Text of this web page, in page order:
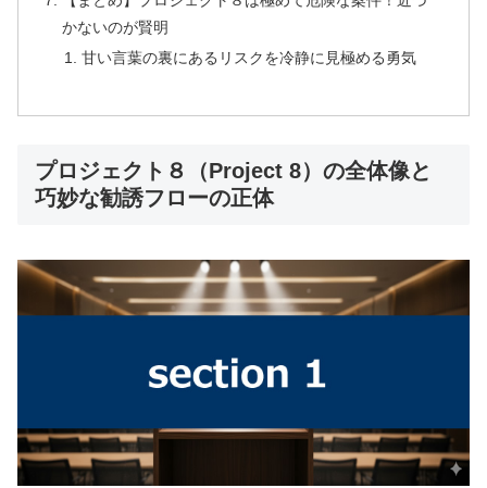
かないのが賢明
甘い言葉の裏にあるリスクを冷静に見極める勇気
プロジェクト８（Project 8）の全体像と
巧妙な勧誘フローの正体